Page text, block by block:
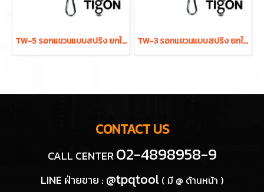
TW-5 รอกแขวนแบบสปริง ยกได้ 2.5-5.0 กก. ระยะยก 1.3 ม. "TIGON" มาตรฐานสากลจากประเทศเกาหลี TW-3 รอกแขวนแบบสปริง ยกได้ 1.0-3.0 กก. ระยะยก 1.3 ม. "TIGON" มาตรฐานสากลจากประเทศเกาหลี
CONTACT US
CALL CENTER 02-4898958-9
LINE ฝ่ายขาย : @tpqtool ( มี @ ด้านหน้า )